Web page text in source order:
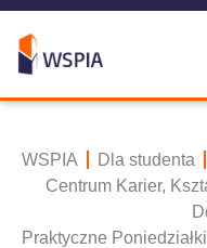
WSPIA
Dla studenta
Centrum Karier,
Praktyczne Poniedziałki